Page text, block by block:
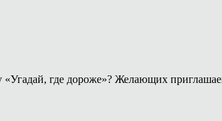
«Угадай, где дороже»? Желающих